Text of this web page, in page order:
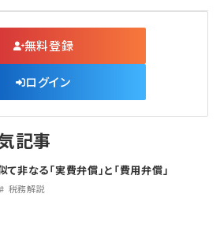
無料登録
ログイン
記事
て非なる「実費弁償」と「費用弁償」
税務解説